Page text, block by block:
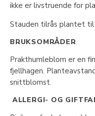
ikke er livstruende for
Stauden tilrås plantet til
BRUKSOMRÅDER
Prakthumleblom er en
fjellhagen.
snittblomst.
ALLERGI- OG